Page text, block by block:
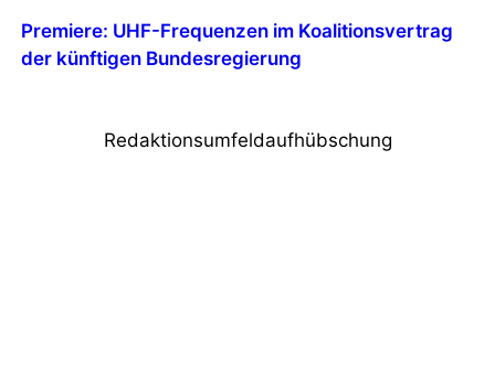
Premiere: UHF-Frequenzen im Koalitionsvertrag
der künftigen Bundesregierung
Redaktionsumfeldaufhübschung